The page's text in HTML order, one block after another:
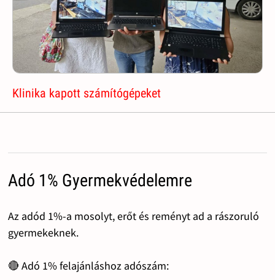
Klinika kapott számítógépeket
Adó 1% Gyermekvédelemre
Az adód 1%-a mosolyt, erőt és reményt ad a rászoruló
gyermekeknek.
🔴 Adó 1% felajánláshoz adószám: